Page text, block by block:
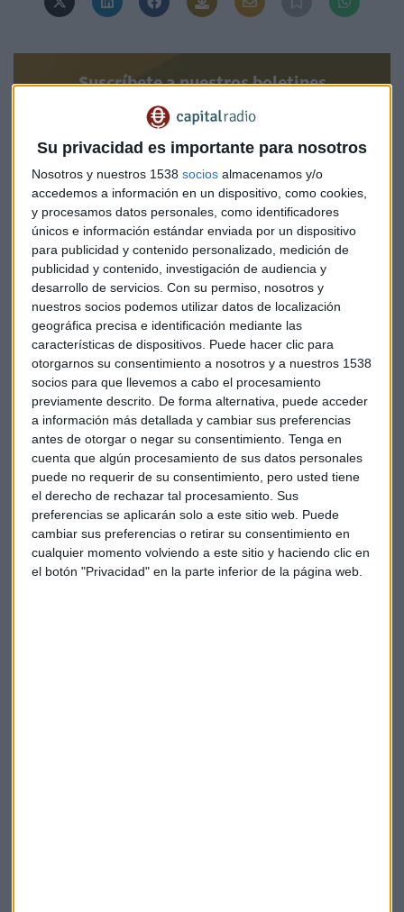
Su privacidad es importante para nosotros
Nosotros y nuestros 1538 socios almacenamos y/o
accedemos a información en un dispositivo, como cookies,
y procesamos datos personales, como identificadores
únicos e información estándar enviada por un dispositivo
para publicidad y contenido personalizado, medición de
publicidad y contenido, investigación de audiencia y
desarrollo de servicios. Con su permiso, nosotros y
nuestros socios podemos utilizar datos de localización
geográfica precisa e identificación mediante las
características de dispositivos. Puede hacer clic para
otorgarnos su consentimiento a nosotros y a nuestros 1538
socios para que llevemos a cabo el procesamiento
previamente descrito. De forma alternativa, puede acceder
a información más detallada y cambiar sus preferencias
antes de otorgar o negar su consentimiento. Tenga en
cuenta que algún procesamiento de sus datos personales
puede no requerir de su consentimiento, pero usted tiene
el derecho de rechazar tal procesamiento. Sus
preferencias se aplicarán solo a este sitio web. Puede
cambiar sus preferencias o retirar su consentimiento en
cualquier momento volviendo a este sitio y haciendo clic en
el botón "Privacidad" en la parte inferior de la página web.
Suscríbete a nuestros boletines
Te enviaremos las noticias más importantes del día
Elige los boletines a los que suscribirte
Apertura
La Magia de la Publicidad
Claves ESG
Acepto lapolítica de privacidad. *